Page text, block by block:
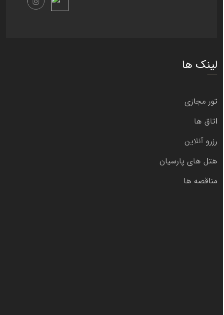
لینک ها
تور مجازی
اتاق ها
رزرو آنلاین
هتل های پارسیان
مناقصه ها